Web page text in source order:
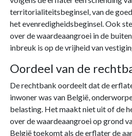
territorialiteitsbeginsel, van de
het evenredigheidsbeginsel. Ook
over de waardeaangroei in de
inbreuk is op de vrijheid van
Oordeel van de
De rechtbank oordeelt dat de
inwoner was van België,
belasting. Het maakt niet uit of de
over de waardeaangroei op grond
België toekomt als de erflater de